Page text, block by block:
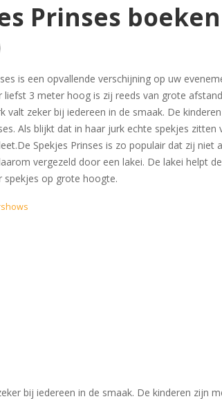
Prinses boeken
is een opvallende verschijning op uw
liefst 3 meter hoog is zij reeds van grote
valt zeker bij iedereen in de smaak. De
Als blijkt dat in haar jurk echte spekjes
Spekjes Prinses is zo populair dat zij niet
vergezeld door een lakei. De lakei helpt
spekjes op grote hoogte.
bij iedereen in de smaak. De kinderen zijn